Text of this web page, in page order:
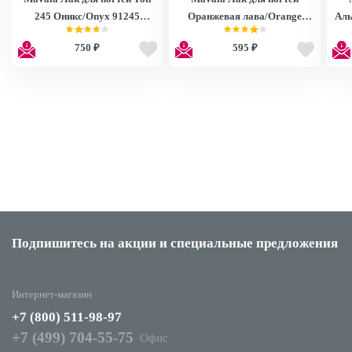
245 Оникс/Onyx 91245
9091245
750 ₽
Оранжевая лава/Orange
Fusion 9091106
595 ₽
Подпишитесь на акции и специальные предложения
Интернет-магазин
+7 (800) 511-98-97
+7 (499) 704-55-75
Офис